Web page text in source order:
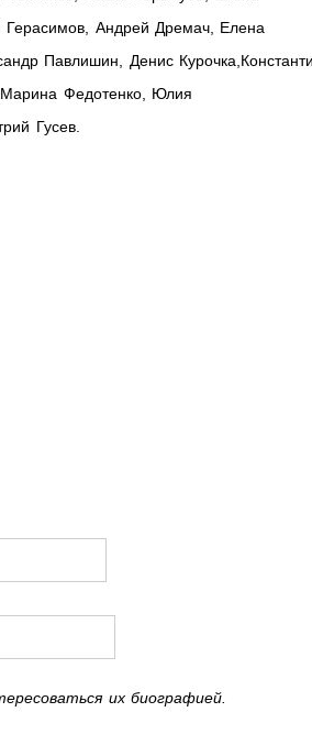
Андрей Дремач, Елена
Павлишин, Денис
Марина Федотенко, Юлия
Гусев.
их биографией.